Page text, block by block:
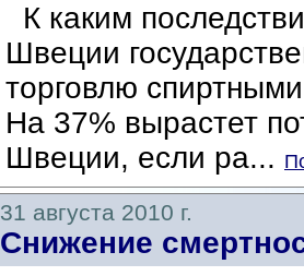
К каким
Швеции
торговлю
На 37% вырастет
Швеции, если ра...
31 августа 2010 г.
Снижение